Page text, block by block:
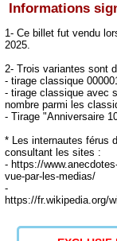
Informations
1- Ce billet fut vendu
2025.
2- Trois variantes sont
- tirage classique
- tirage classique avec
nombre parmi les
- Tirage "Anniversaire
* Les internautes férus
consultant les sites :
- https://
vue-par-les-medias/
-
https://fr.wikipedia.org/